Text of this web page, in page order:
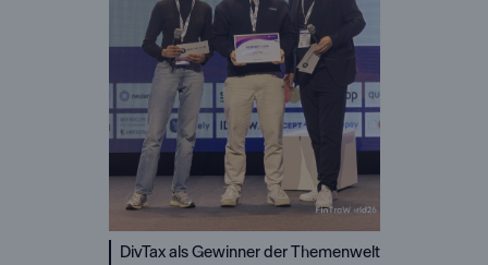
DivTax als Gewinner der Themenwelt